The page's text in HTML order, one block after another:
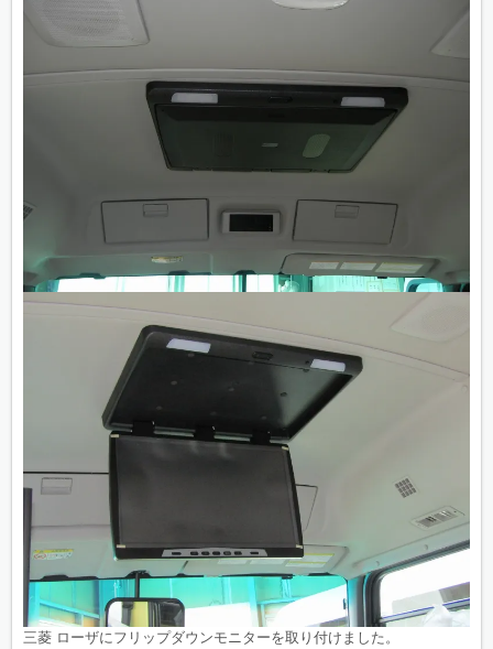
三菱 ローザにフリップダウンモニターを取り付けました。